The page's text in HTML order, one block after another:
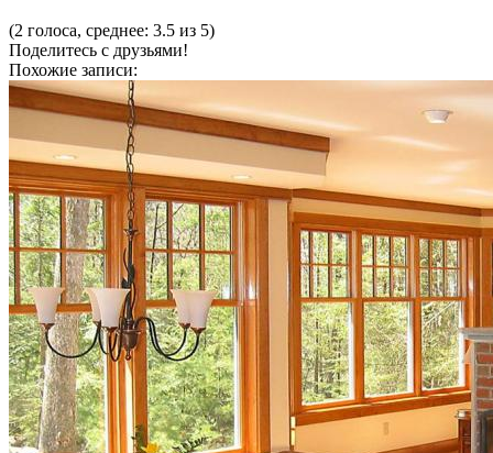
(2 голоса, среднее: 3.5 из 5)
Поделитесь с друзьями!
Похожие записи: